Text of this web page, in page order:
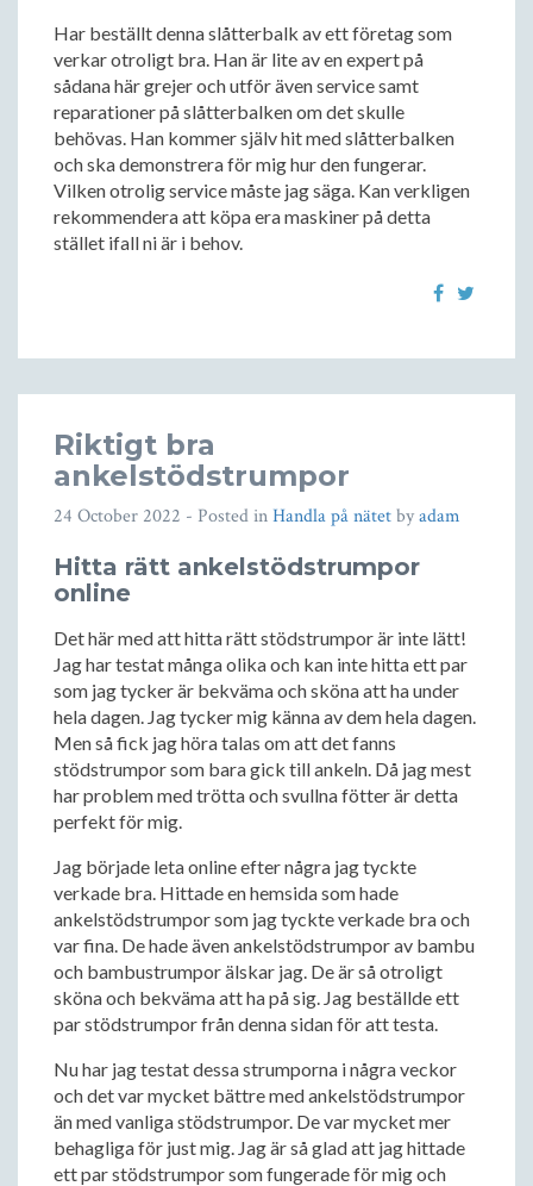
Har beställt denna slåtterbalk av ett företag som
verkar otroligt bra. Han är lite av en expert på
sådana här grejer och utför även service samt
reparationer på slåtterbalken om det skulle
behövas. Han kommer själv hit med slåtterbalken
och ska demonstrera för mig hur den fungerar.
Vilken otrolig service måste jag säga. Kan verkligen
rekommendera att köpa era maskiner på detta
stället ifall ni är i behov.
Riktigt bra
ankelstödstrumpor
24 October 2022 - Posted inHandla på nätetbyadam
Hitta rätt ankelstödstrumpor
online
Det här med att hitta rätt stödstrumpor är inte lätt!
Jag har testat många olika och kan inte hitta ett par
som jag tycker är bekväma och sköna att ha under
hela dagen. Jag tycker mig känna av dem hela dagen.
Men så fick jag höra talas om att det fanns
stödstrumpor som bara gick till ankeln. Då jag mest
har problem med trötta och svullna fötter är detta
perfekt för mig.
Jag började leta online efter några jag tyckte
verkade bra. Hittade en hemsida som hade
ankelstödstrumpor som jag tyckte verkade bra och
var fina. De hade även ankelstödstrumpor av bambu
och bambustrumpor älskar jag. De är så otroligt
sköna och bekväma att ha på sig. Jag beställde ett
par stödstrumpor från denna sidan för att testa.
Nu har jag testat dessa strumporna i några veckor
och det var mycket bättre med ankelstödstrumpor
än med vanliga stödstrumpor. De var mycket mer
behagliga för just mig. Jag är så glad att jag hittade
ett par stödstrumpor som fungerade för mig och